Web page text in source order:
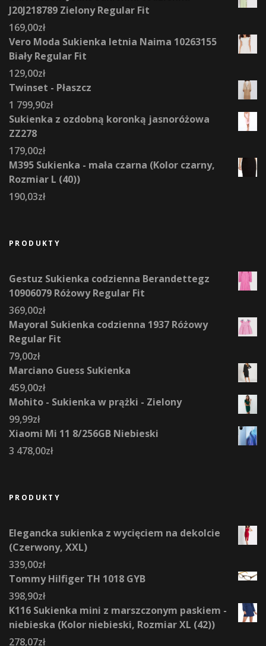
J20J218789 Zielony Regular Fit
169,00zł
Vero Moda Sukienka letnia Naima 10263155
Biały Regular Fit
129,00zł
Twinset - Płaszcz
1 799,90zł
Sukienka z ozdobną koronką jasnoróżowa
ZZ278
179,00zł
M395 Sukienka - mała czarna (Kolor czarny,
Rozmiar L (40))
190,03zł
PRODUKTY
Gestuz Sukienka codzienna Berandettegz
10906079 Różowy Regular Fit
369,00zł
Mayoral Sukienka codzienna 1937 Różowy
Regular Fit
79,00zł
Marciano Guess Sukienka
459,00zł
Mohito - Sukienka w prążki - Zielony
99,99zł
Xiaomi Mi 11 8/256GB Niebieski
3 478,00zł
PRODUKTY
Elegancka sukienka z wycięciem na dekolcie
(Czerwony, XXL)
339,00zł
Tommy Hilfiger TH 1018 GYB
398,90zł
K116 Sukienka mini z marszczonym paskiem -
niebieska (Kolor niebieski, Rozmiar XL (42))
278,07zł